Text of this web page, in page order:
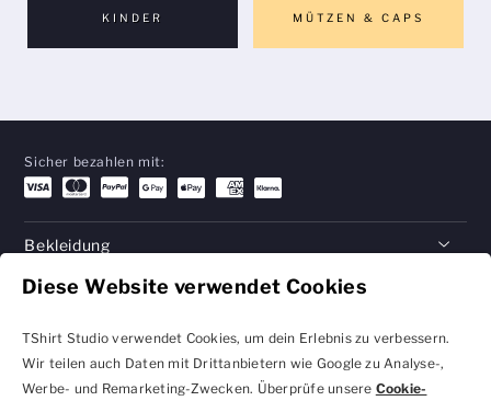
Diese Website verwendet Cookies
TShirt Studio verwendet Cookies, um dein Erlebnis zu verbessern.
Wir teilen auch Daten mit Drittanbietern wie Google zu Analyse-,
Werbe- und Remarketing-Zwecken. Überprüfe unsere Cookie-
KINDER MÜTZEN & CAPS
Sicher bezahlen mit:
Bekleidung
Geschenke
Hilfe